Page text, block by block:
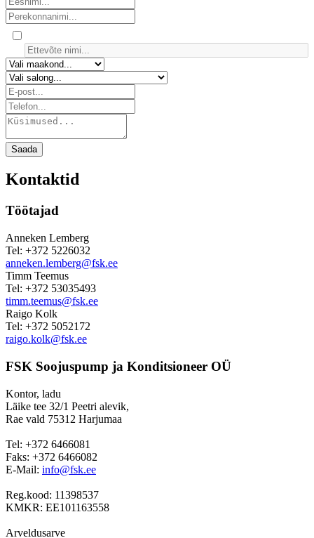
Saada
Kontaktid
Töötajad
Anneken Lemberg
Tel: +372 5226032
anneken.lemberg@fsk.ee
Timm Teemus
Tel: +372 53035493
timm.teemus@fsk.ee
Raigo Kolk
Tel: +372 5052172
raigo.kolk@fsk.ee
FSK Soojuspump ja Konditsioneer OÜ
Kontor, ladu
Läike tee 32/1 Peetri alevik,
Rae vald 75312 Harjumaa
Tel: +372 6466081
Faks: +372 6466082
E-Mail: info@fsk.ee
Reg.kood: 11398537
KMKR: EE101163558
Arveldusarve